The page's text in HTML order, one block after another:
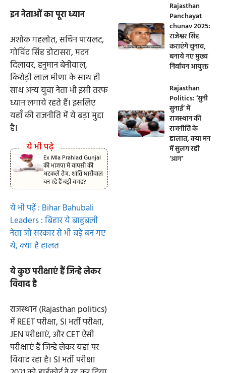
इन नेताओं का पूरा ध्यान
अशोक गहलोत, सचिन पायलट,
गोविंद सिंह डोटासरा, मदन
दिलावर, हनुमान बेनीवाल,
किरोड़ी लाल मीणा के साथ ही
साथ अन्य युवा नेता भी इसी तरफ
ध्यान लगाये रहते हैं। इसलिए
यहाँ की राजनीति में ये बड़ा मुद्दा
है।
ये भी पढ़े
Ex Mla Prahlad Gunjal
की भाजपा में वापसी की
अटकलें तेज, शांति धारीवाल
बन रहे हैं बड़ी वजह?
ये भी पढ़ें : Bihar Bahubali
Leaders : बिहार ये बाहुबली
नेता जो सरकार से भी बड़े बन गए
थे, क्या है हालत
ये कुछ परीक्षाएं हैं जिन्हे लेकर
विवाद है
राजस्थान (Rajasthan politics)
में REET परीक्षा, SI भर्ती परीक्षा,
JEN परीक्षाएं, और CET ऐसी
परीक्षाएं हैं जिन्हे लेकर यहां पर
विवाद रहा है। SI भर्ती परीक्षा
Rajasthan
Panchayat
chunav 2025:
राजेश्वर सिंह
कराएंगे चुनाव,
बनाये गए मुख्य
निर्वाचन आयुक्त
Rajasthan
Politics: ‘सुनी
सुनाई’ में
राजस्थान की
राजनीति के
हालात, क्या मन
में सुलग रही
‘आग’